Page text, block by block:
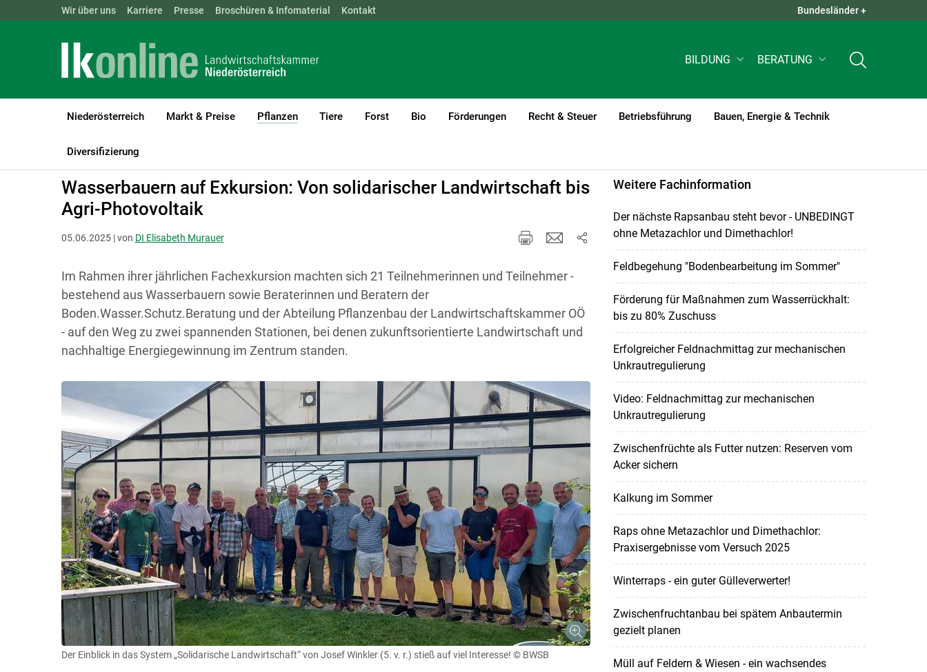
Skip to main content
Landwirtschaftskammern: ÖSTERREICH BGLD KTN NÖ OÖ SBG QUICK LINKS +
Wir über uns Karriere Presse Broschüren & Infomaterial Kontakt Bundesländer +
BILDUNG BERATUNG
Niederösterreich Markt & Preise Pflanzen
(current)1
Tiere Forst Bio Förderungen Recht & Steuer Betriebsführung Bauen, Energie & Technik
Diversifizierung
LK Niederösterreich
Wasserbauern auf Exkursion: Von solidarischer Landwirtschaft bis
Agri-Photovoltaik
05.06.2025 | von DI Elisabeth Murauer
Im Rahmen ihrer jährlichen Fachexkursion machten sich 21 Teilnehmerinnen und Teilnehmer -
bestehend aus Wasserbauern sowie Beraterinnen und Beratern der
Boden.Wasser.Schutz.Beratung und der Abteilung Pflanzenbau der Landwirtschaftskammer OÖ
- auf den Weg zu zwei spannenden Stationen, bei denen zukunftsorientierte Landwirtschaft und
nachhaltige Energiegewinnung im Zentrum standen.
Der Einblick in das System „Solidarische Landwirtschaft“ von Josef Winkler (5. v. r.) stieß auf viel Interesse! © BWSB
Weitere Fachinformation
Der nächste Rapsanbau steht bevor - UNBEDINGT
ohne Metazachlor und Dimethachlor!
Feldbegehung "Bodenbearbeitung im Sommer"
Förderung für Maßnahmen zum Wasserrückhalt:
bis zu 80% Zuschuss
Erfolgreicher Feldnachmittag zur mechanischen
Unkrautregulierung
Video: Feldnachmittag zur mechanischen
Unkrautregulierung
Zwischenfrüchte als Futter nutzen: Reserven vom
Acker sichern
Kalkung im Sommer
Raps ohne Metazachlor und Dimethachlor:
Praxisergebnisse vom Versuch 2025
Winterraps - ein guter Gülleverwerter!
Zwischenfruchtanbau bei spätem Anbautermin
gezielt planen
Müll auf Feldern & Wiesen - ein wachsendes